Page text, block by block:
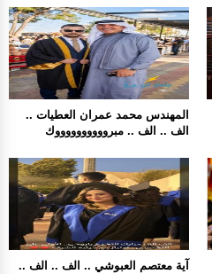
المهندس محمد عمران العطيات ..
الف .. الف .. مبرووووووووووك
آية معتصم العبوشي .. الف .. الف ..